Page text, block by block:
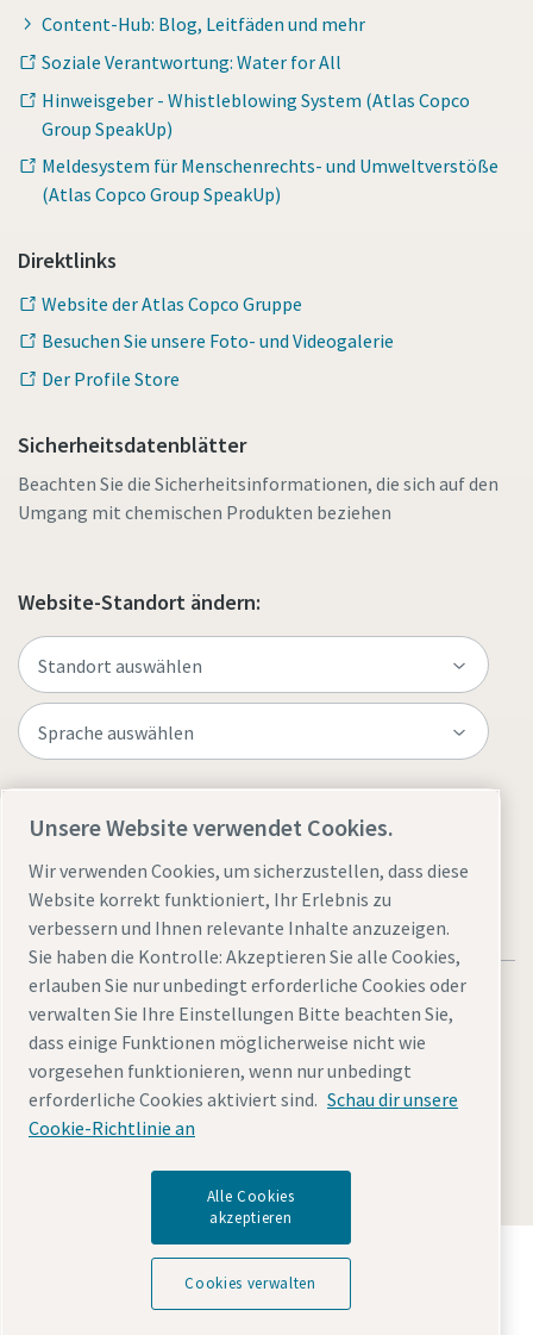
Content-Hub: Blog, Leitfäden und mehr
Soziale Verantwortung: Water for All
Hinweisgeber - Whistleblowing System (Atlas Copco
Group SpeakUp)
Meldesystem für Menschenrechts- und Umweltverstöße
(Atlas Copco Group SpeakUp)
Direktlinks
Website der Atlas Copco Gruppe
Besuchen Sie unsere Foto- und Videogalerie
Der Profile Store
Sicherheitsdatenblätter
Beachten Sie die Sicherheitsinformationen, die sich auf den
Umgang mit chemischen Produkten beziehen
Website-Standort ändern:
Rechtliche Hinweise und Datenschutzerklärung
Cookies verwaltenBarrierefreiheit
© 2026 Atlas Copco
Entdecken Sie, wie die Atlas Copco Group
Technologien ermöglicht, die die Zukunft verändern.
Besuchen Sie die Website der Atlas Copco Group
Unsere Website verwendet Cookies.
Wir verwenden Cookies, um sicherzustellen, dass diese
Website korrekt funktioniert, Ihr Erlebnis zu
verbessern und Ihnen relevante Inhalte anzuzeigen.
Sie haben die Kontrolle: Akzeptieren Sie alle Cookies,
erlauben Sie nur unbedingt erforderliche Cookies oder
verwalten Sie Ihre Einstellungen Bitte beachten Sie,
dass einige Funktionen möglicherweise nicht wie
vorgesehen funktionieren, wenn nur unbedingt
erforderliche Cookies aktiviert sind. Schau dir unsere
Cookie-Richtlinie an
Alle Cookies
akzeptieren
Cookies verwalten